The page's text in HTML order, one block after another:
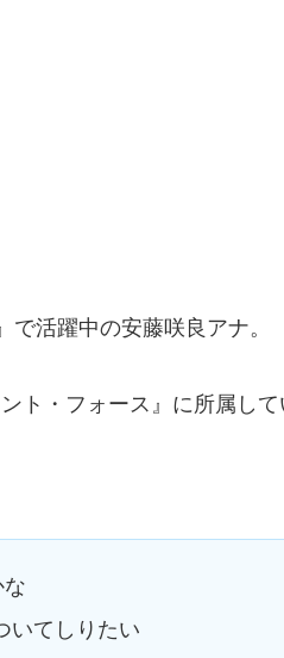
活躍中の安藤咲良アナ。
ト・フォース』に所属して
いてしりたい